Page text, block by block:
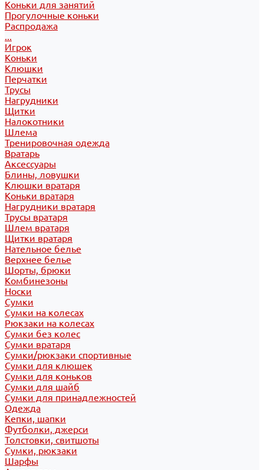
Коньки для занятий
Прогулочные коньки
Распродажа
...
Игрок
Коньки
Клюшки
Перчатки
Трусы
Нагрудники
Щитки
Налокотники
Шлема
Тренировочная одежда
Вратарь
Аксессуары
Блины, ловушки
Клюшки вратаря
Коньки вратаря
Нагрудники вратаря
Трусы вратаря
Шлем вратаря
Щитки вратаря
Нательное белье
Верхнее белье
Шорты, брюки
Комбинезоны
Носки
Сумки
Сумки на колесах
Рюкзаки на колесах
Сумки без колес
Сумки вратаря
Сумки/рюкзаки спортивные
Сумки для клюшек
Сумки для коньков
Сумки для шайб
Сумки для принадлежностей
Одежда
Кепки, шапки
Футболки, джерси
Толстовки, свитшоты
Сумки, рюкзаки
Шарфы